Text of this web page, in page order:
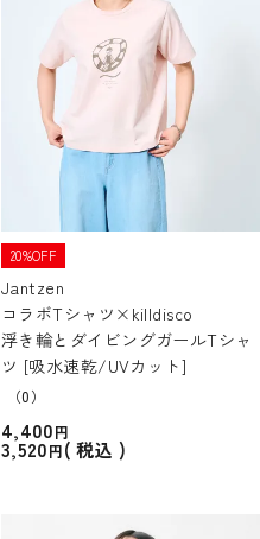
20%OFF
Jantzen
コラボTシャツ×killdisco
浮き輪とダイビングガールTシャ
ツ [吸水速乾/UVカット]
（0）
4,400
3,520 税込